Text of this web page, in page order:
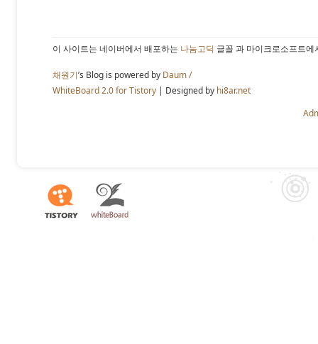
이 사이트는 네이버에서 배포하는 나눔고딕 글꼴 과 마이크로소프트
채원기’s Blog is powered by Daum /
WhiteBoard 2.0 for Tistory | Designed by hi8ar.net